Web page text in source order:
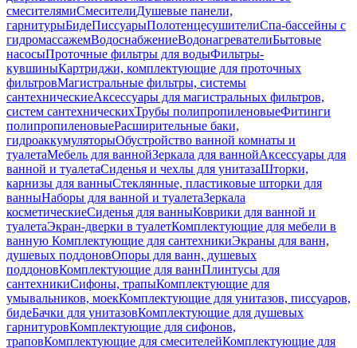
смесителямиСмесителиДушевые панели,
гарнитурыБидеПиссуарыПолотенцесушителиСпа-бассейны с
гидромассажемВодоснабжениеВодонагревателиБытовые
насосыПроточные фильтры для водыФильтры-
кувшиныКартриджи, комплектующие для проточных
фильтровМагистральные фильтры, системы
сантехническиеАксессуары для магистральных фильтров,
систем сантехническихТрубы полипропиленовыеФитинги
полипропиленовыеРасширительные баки,
гидроаккумуляторыОбустройство ванной комнаты и
туалетаМебель для ваннойЗеркала для ваннойАксессуары для
ванной и туалетаСиденья и чехлы для унитазаШторки,
карнизы для ванныСтеклянные, пластиковые шторки для
ванныНаборы для ванной и туалетаЗеркала
косметическиеСиденья для ванныКоврики для ванной и
туалетаЭкран-дверки в туалетКомплектующие для мебели в
ванную Комплектующие для сантехникиЭкраны для ванн,
душевых поддоновОпоры для ванн, душевых
поддоновКомплектующие для ваннПлинтусы для
сантехникиСифоны, трапыКомплектующие для
умывальников, моекКомплектующие для унитазов, писсуаров,
бидеБачки для унитазовКомплектующие для душевых
гарнитуровКомплектующие для сифонов,
траповКомплектующие для смесителейКомплектующие для